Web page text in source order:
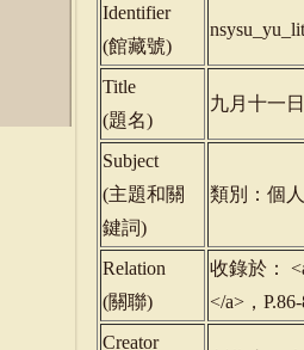
Identifier
(館藏號)
Title
(題名)
九月十一日
Subject
(主題和關
鍵詞)
類別：個
Relation
(關聯)
收錄於：
</a>，
Creator